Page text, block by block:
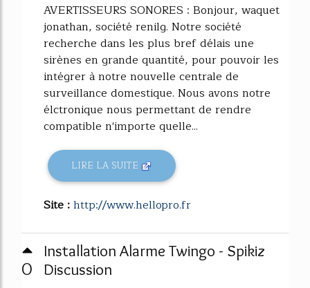
AVERTISSEURS SONORES : Bonjour, waquet
jonathan, société renilg. Notre société
recherche dans les plus bref délais une
sirènes en grande quantité, pour pouvoir les
intégrer à notre nouvelle centrale de
surveillance domestique. Nous avons notre
élctronique nous permettant de rendre
compatible n'importe quelle...
LIRE LA SUITE
Site :http://www.hellopro.fr
0
Installation Alarme Twingo - Spikiz
Discussion